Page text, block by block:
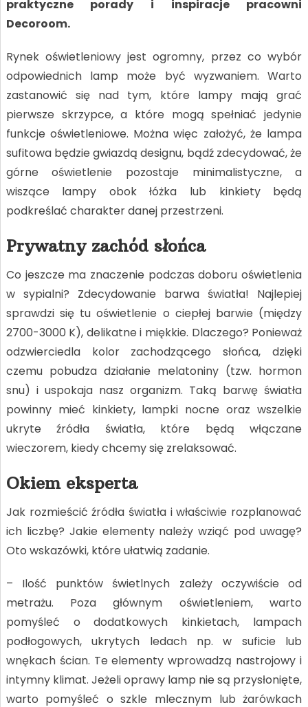
praktyczne porady i inspiracje pracowni
Decoroom.
Rynek oświetleniowy jest ogromny, przez co wybór
odpowiednich lamp może być wyzwaniem. Warto
zastanowić się nad tym, które lampy mają grać
pierwsze skrzypce, a które mogą spełniać jedynie
funkcje oświetleniowe. Można więc założyć, że lampa
sufitowa będzie gwiazdą designu, bądź zdecydować, że
górne oświetlenie pozostaje minimalistyczne, a
wiszące lampy obok łóżka lub kinkiety będą
podkreślać charakter danej przestrzeni.
Prywatny zachód słońca
Co jeszcze ma znaczenie podczas doboru oświetlenia
w sypialni? Zdecydowanie barwa światła! Najlepiej
sprawdzi się tu oświetlenie o ciepłej barwie (między
2700-3000 K), delikatne i miękkie. Dlaczego? Ponieważ
odzwierciedla kolor zachodzącego słońca, dzięki
czemu pobudza działanie melatoniny (tzw. hormon
snu) i uspokaja nasz organizm. Taką barwę światła
powinny mieć kinkiety, lampki nocne oraz wszelkie
ukryte źródła światła, które będą włączane
wieczorem, kiedy chcemy się zrelaksować.
Okiem eksperta
Jak rozmieścić źródła światła i właściwie rozplanować
ich liczbę? Jakie elementy należy wziąć pod uwagę?
Oto wskazówki, które ułatwią zadanie.
– Ilość punktów świetlnych zależy oczywiście od
metrażu. Poza głównym oświetleniem, warto
pomyśleć o dodatkowych kinkietach, lampach
podłogowych, ukrytych ledach np. w suficie lub
wnękach ścian. Te elementy wprowadzą nastrojowy i
intymny klimat. Jeżeli oprawy lamp nie są przysłonięte,
warto pomyśleć o szkle mlecznym lub żarówkach